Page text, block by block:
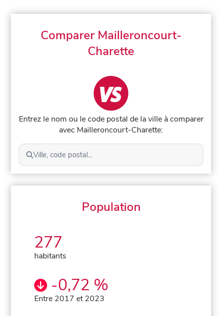
Comparer Mailleroncourt-
Charette
Entrez le nom ou le code postal de la ville à comparer
avec Mailleroncourt-Charette:
Ville, code postal...
Population
277
habitants
-0,72 %
Entre 2017 et 2023